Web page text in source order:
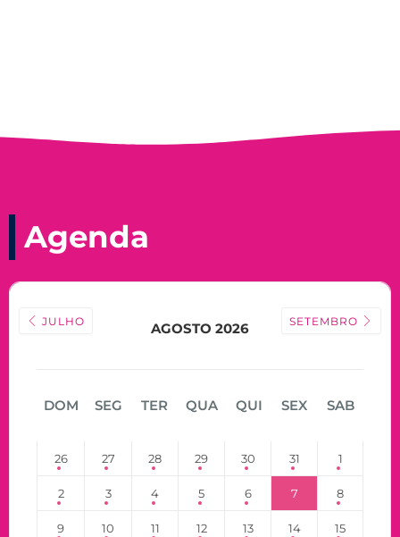
Agenda
JULHO AGOSTO 2026 SETEMBRO
DOM SEG TER QUA QUI SEX SAB
26 27 28 29 30 31 1
2 3 4 5 6 7 8
9 10 11 12 13 14 15